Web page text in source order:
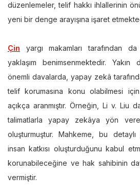
düzenlemeler, telif hakkı ihlallerinin
yeni bir denge arayışına işaret
Çin yargı makamları tarafından
yaklaşım benimsenmektedir.
önemli davalarda, yapay zekâ
telif korumasına konu olabilmesi için
açıkça aranmıştır. Örneğin, Li v. Liu
talimatlarla yapay zekâya yön
oluşturmuştur. Mahkeme, bu detaylı
insan katkısı oluşturduğunu kabul
korunabileceğine ve hak sahibinin
vermiştir.